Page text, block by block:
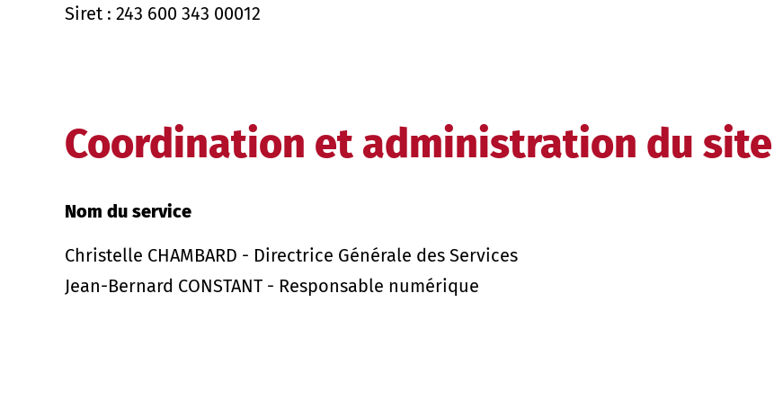
Siret : 243 600 343 00012
Coordination et administration du site
Nom du service
Christelle CHAMBARD - Directrice Générale des Services
Jean-Bernard CONSTANT - Responsable numérique